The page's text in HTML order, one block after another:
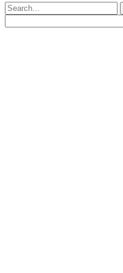
–
Energie
fürs
Suchen
nach: